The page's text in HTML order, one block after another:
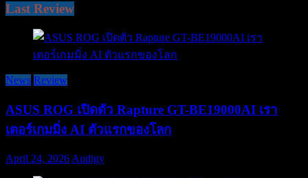
Last Review
News Review
ASUS ROG เปิดตัว Rapture GT-BE19000AI เรา
เตอร์เกมมิ่ง AI ตัวแรกของโลก
April 24, 2026 Audigy